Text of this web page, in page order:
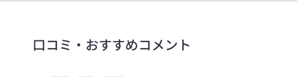
口コミ・おすすめコメント